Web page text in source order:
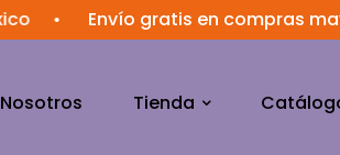
Envío gratis en compras mayores a
Nosotros Tienda